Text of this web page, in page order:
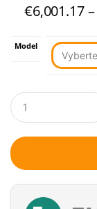
€6,001.17–
Model
Q
u
a
t
i
y